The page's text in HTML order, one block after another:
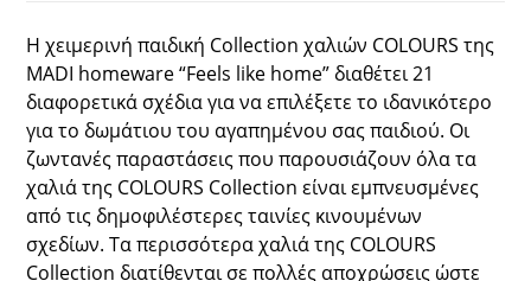
Η χειμερινή παιδική Collection χαλιών COLOURS της
MADI homeware “Feels like home” διαθέτει 21
διαφορετικά σχέδια για να επιλέξετε το ιδανικότερο
για το δωμάτιου του αγαπημένου σας παιδιού. Οι
ζωντανές παραστάσεις που παρουσιάζουν όλα τα
χαλιά της COLOURS Collection είναι εμπνευσμένες
από τις δημοφιλέστερες ταινίες κινουμένων
σχεδίων. Τα περισσότερα χαλιά της COLOURS
Collection διατίθενται σε πολλές αποχρώσεις ώστε